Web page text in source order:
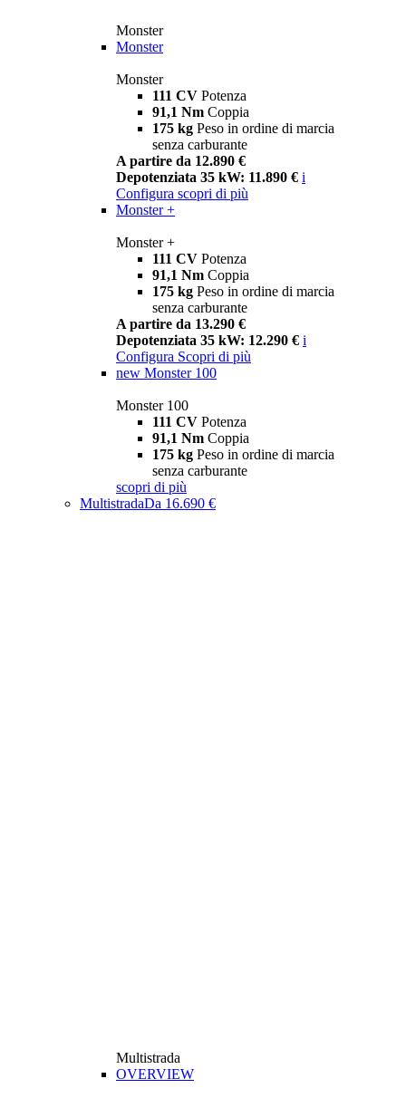
Monster
Monster
Monster
111 CV Potenza
91,1 Nm Coppia
175 kg Peso in ordine di marcia
senza carburante
A partire da 12.890 €
Depotenziata 35 kW: 11.890 € i
Configura scopri di più
Monster +
Monster +
111 CV Potenza
91,1 Nm Coppia
175 kg Peso in ordine di marcia
senza carburante
A partire da 13.290 €
Depotenziata 35 kW: 12.290 € i
Configura Scopri di più
new Monster 100
Monster 100
111 CV Potenza
91,1 Nm Coppia
175 kg Peso in ordine di marcia
senza carburante
scopri di più
MultistradaDa 16.690 €
Multistrada
OVERVIEW